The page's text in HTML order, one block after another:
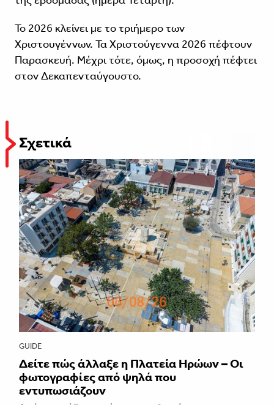
Το 2026 κλείνει με το τριήμερο των
Χριστουγέννων. Τα Χριστούγεννα 2026 πέφτουν
Παρασκευή. Μέχρι τότε, όμως, η προσοχή πέφτει
στον Δεκαπενταύγουστο.
Σχετικά
GUIDE
Δείτε πώς άλλαξε η Πλατεία Ηρώων – Οι
φωτογραφίες από ψηλά που
εντυπωσιάζουν